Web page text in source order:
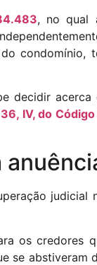
, no qual
condomínio,
decidir
IV, do
judicial
os credores
se abstiveram